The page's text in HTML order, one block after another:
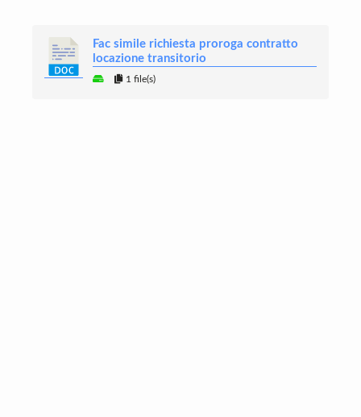
Fac simile richiesta proroga contratto
locazione transitorio
1 file(s)